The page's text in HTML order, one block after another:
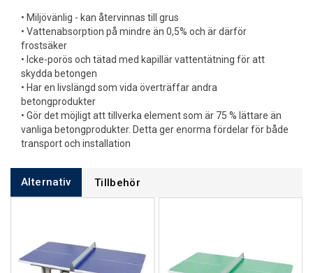
• Miljövänlig - kan återvinnas till grus
• Vattenabsorption på mindre än 0,5% och är därför
frostsäker
• Icke-porös och tätad med kapillär vattentätning för att
skydda betongen
• Har en livslängd som vida överträffar andra
betongprodukter
• Gör det möjligt att tillverka element som är 75 % lättare än
vanliga betongprodukter. Detta ger enorma fördelar för både
transport och installation
Alternativ Tillbehör